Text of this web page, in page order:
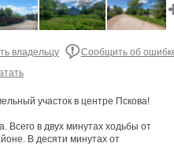
владельцу
Сообщить об
участок в центре Пскова!
Всего в двух минутах ходьбы от
В десяти минутах от